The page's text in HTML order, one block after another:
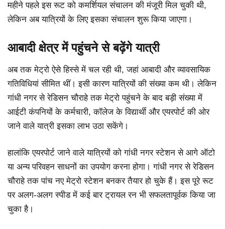
महीने पहले इस रूट को कमर्शियल संचालन की मंजूरी मिल चुकी थी,
लेकिन अब यात्रियों के लिए इसका संचालन शुरू किया जाएगा।
आबादी क्षेत्र में पहुंचने से बढ़ेंगे यात्री
अब तक मेट्रो ऐसे हिस्से में चल रही थी, जहां आबादी और व्यावसायिक
गतिविधियां सीमित थीं। इसी कारण यात्रियों की संख्या कम थी। लेकिन
गांधी नगर से रेडिसन चौराहे तक मेट्रो पहुंचने के बाद बड़ी संख्या में
आईटी कंपनियों के कर्मचारी, कॉलेज के विद्यार्थी और एयरपोर्ट की ओर
जाने वाले यात्री इसका लाभ उठा सकेंगे।
हालांकि एयरपोर्ट जाने वाले यात्रियों को गांधी नगर स्टेशन से आगे ऑटो
या अन्य परिवहन साधनों का उपयोग करना होगा। गांधी नगर से रेडिसन
चौराहे तक पांच नए मेट्रो स्टेशन बनकर तैयार हो चुके हैं। इस पूरे रूट
पर अलग-अलग स्पीड में कई बार ट्रायल रन भी सफलतापूर्वक किया जा
चुका है।